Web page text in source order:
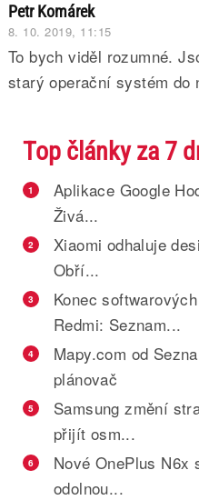
Petr Komárek
8. 10. 2019, 11:15
To bych viděl rozumné.
starý operační systém do
Top články za 7
1
Aplikace Google
Živá...
2
Xiaomi odhaluje
Obří...
3
Konec
Redmi: Seznam...
4
Mapy.com od
plánovač
5
Samsung změní
přijít osm...
6
Nové OnePlus N6x
odolnou...